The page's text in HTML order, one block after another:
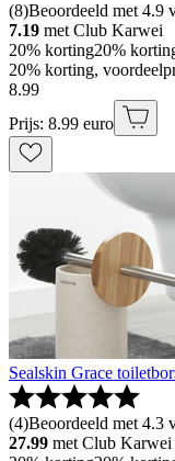
(8)Beoordeeld met 4.9
7.19 met Club Karwei
20% korting20%
20% korting,
8.99
Prijs: 8.99 euro
Sealskin Grace
(4)Beoordeeld met 4.3
27.99 met Club Karwei